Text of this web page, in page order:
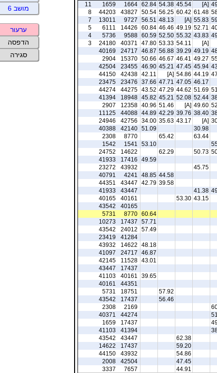
[A]
45.54
54.38
62.84
1664
1659
11
61.48
60.42
56.25
50.54
43827
44203
8
55.83
[A]
48.13
56.51
9727
13011
7
52.71
49.19
46.46
60.84
14426
6111
5
43.83
55.32
52.50
60.59
9588
5736
4
[A]
54.11
53.33
47.80
40371
24180
3
49.19
39.29
56.88
46.87
24717
40169
49.27
46.41
46.67
50.66
15370
2904
45.94
47.45
45.21
46.90
23455
42504
44.19
54.86
[A]
42.11
42438
44150
46.17
47.05
47.71
37.66
23476
23475
51.69
44.62
47.29
43.52
44275
44274
52.44
52.08
45.21
45.82
18948
41394
49.60
[A]
51.46
40.96
12358
2907
38.40
39.76
42.29
44.89
44088
11125
[A]
43.17
35.63
34.00
42756
24946
30.98
51.09
42140
40388
63.44
65.42
8770
2308
53.10
1541
1542
50.73
62.29
14622
24752
49.59
17416
41933
45.75
43932
23272
44.58
48.85
4241
40791
39.58
42.79
43447
44351
41.38
43447
41933
43.15
53.30
40161
40165
40165
43542
60.64
8770
5731
57.71
17437
10273
57.49
24012
43542
41284
23419
48.18
14622
43932
46.87
24717
41097
43.01
11528
42145
17437
43447
39.65
40161
41103
44351
40161
57.92
18751
5731
56.46
17437
43542
2169
2308
44274
40371
17437
1659
41394
41103
62.38
43447
43542
59.20
17437
14622
54.86
43932
44150
47.45
42504
2008
44.91
7657
3337
מושב 6
ערעור
הדפסה
סגירה